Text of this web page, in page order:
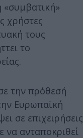
«συμβατική»
χρήστες
τους
το
την πρόθεσή
Ευρωπαϊκή
σε επιχειρήσεις
να ανταποκριθεί